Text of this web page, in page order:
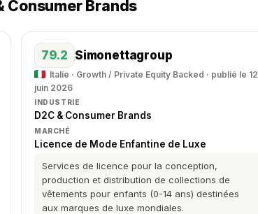
Consumer Brands
79.2 Simonettagroup
Italie · Growth / Private Equity Backed · publié le 12
juin 2026
INDUSTRIE
D2C & Consumer Brands
MARCHÉ
Licence de Mode Enfantine de Luxe
Services de licence pour la conception,
production et distribution de collections de
vêtements pour enfants (0-14 ans) destinées
aux marques de luxe mondiales.